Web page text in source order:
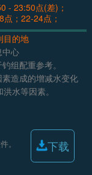
- 23:50点(差)；
；22-24点；
目的地
中心
组配重参考。
造成的增减水变化
水等因素。
。 下载